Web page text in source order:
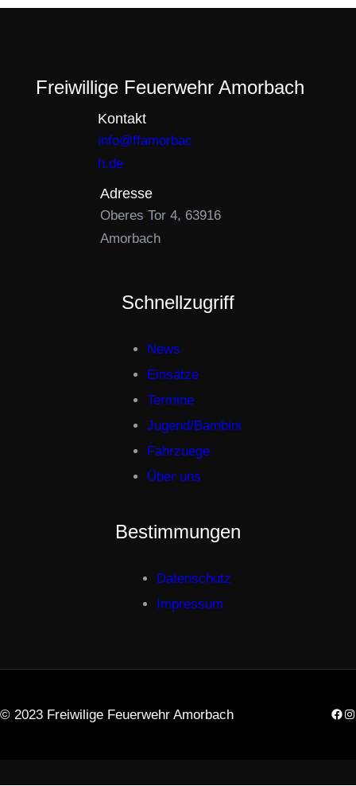
Freiwillige Feuerwehr Amorbach
Kontakt
info@ffamorbac
h.de
Adresse
Oberes Tor 4, 63916
Amorbach
Schnellzugriff
News
Einsätze
Termine
Jugend/Bambini
Fahrzuege
Über uns
Bestimmungen
Datenschutz
Impressum
© 2023 Freiwilige Feuerwehr Amorbach